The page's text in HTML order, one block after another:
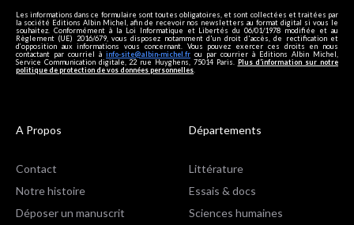
Les informations dans ce formulaire sont toutes obligatoires, et sont collectées et traitées par
la société Editions Albin Michel, afin de recevoir nos newsletters au format digital si vous le
souhaitez. Conformément à la Loi Informatique et Libertés du 06/01/1978 modifiée et au
Règlement (UE) 2016/679, vous disposez notamment d'un droit d'accès, de rectification et
d’opposition aux informations vous concernant. Vous pouvez exercer ces droits en nous
contactant par courriel à info-site@albin-michel.fr ou par courrier à Editions Albin Michel,
Service Communication digitale, 22 rue Huyghens, 75014 Paris. Plus d’information sur notre
politique de protection de vos données personnelles
A Propos
Contact
Notre histoire
Déposer un manuscrit
Départements
Littérature
Essais & docs
Sciences humaines